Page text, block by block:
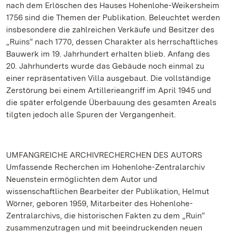
nach dem Erlöschen des Hauses Hohenlohe-Weikersheim
1756 sind die Themen der Publikation. Beleuchtet werden
insbesondere die zahlreichen Verkäufe und Besitzer des
„Ruins“ nach 1770, dessen Charakter als herrschaftliches
Bauwerk im 19. Jahrhundert erhalten blieb. Anfang des
20. Jahrhunderts wurde das Gebäude noch einmal zu
einer repräsentativen Villa ausgebaut. Die vollständige
Zerstörung bei einem Artillerieangriff im April 1945 und
die später erfolgende Überbauung des gesamten Areals
tilgten jedoch alle Spuren der Vergangenheit.
UMFANGREICHE ARCHIVRECHERCHEN DES AUTORS
Umfassende Recherchen im Hohenlohe-Zentralarchiv
Neuenstein ermöglichten dem Autor und
wissenschaftlichen Bearbeiter der Publikation, Helmut
Wörner, geboren 1959, Mitarbeiter des Hohenlohe-
Zentralarchivs, die historischen Fakten zu dem „Ruin“
zusammenzutragen und mit beeindruckenden neuen